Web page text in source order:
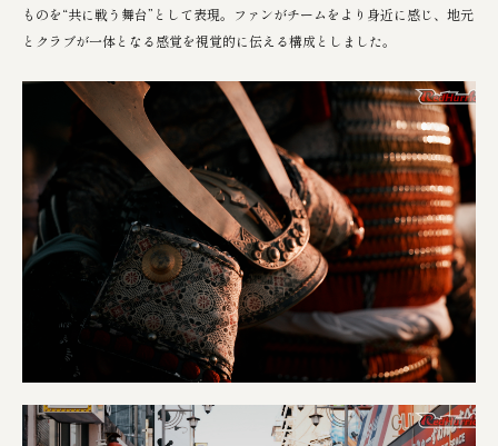
ものを“共に戦う舞台”として表現。ファンがチームをより身近に感じ、地元
とクラブが一体となる感覚を視覚的に伝える構成としました。